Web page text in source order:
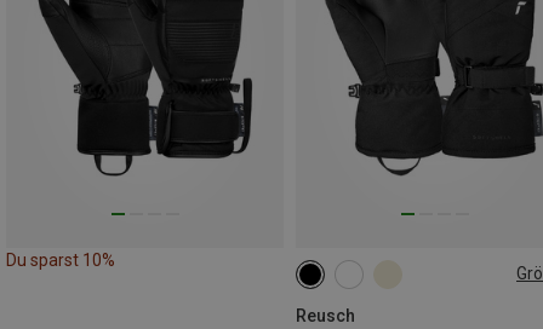
Du sparst 10%
Reusch
6 6.5